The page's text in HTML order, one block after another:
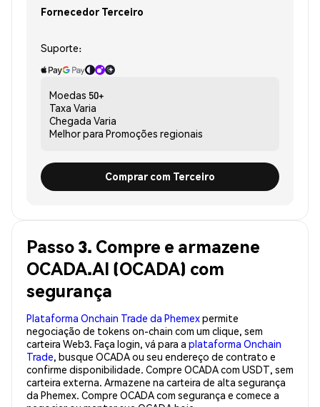
Fornecedor Terceiro
Suporte:
Moedas 50+
Taxa Varia
Chegada Varia
Melhor para Promoções regionais
Comprar com Terceiro
Passo 3. Compre e armazene
OCADA.AI (OCADA) com
segurança
Plataforma Onchain Trade da Phemexpermite
negociação de tokens on-chain com um clique, sem
carteira Web3. Faça login, vá para a plataforma Onchain
Trade, busque OCADA ou seu endereço de contrato e
confirme disponibilidade. Compre OCADA com USDT, sem
carteira externa. Armazene na carteira de alta segurança
da Phemex. Compre OCADA com segurança e comece a